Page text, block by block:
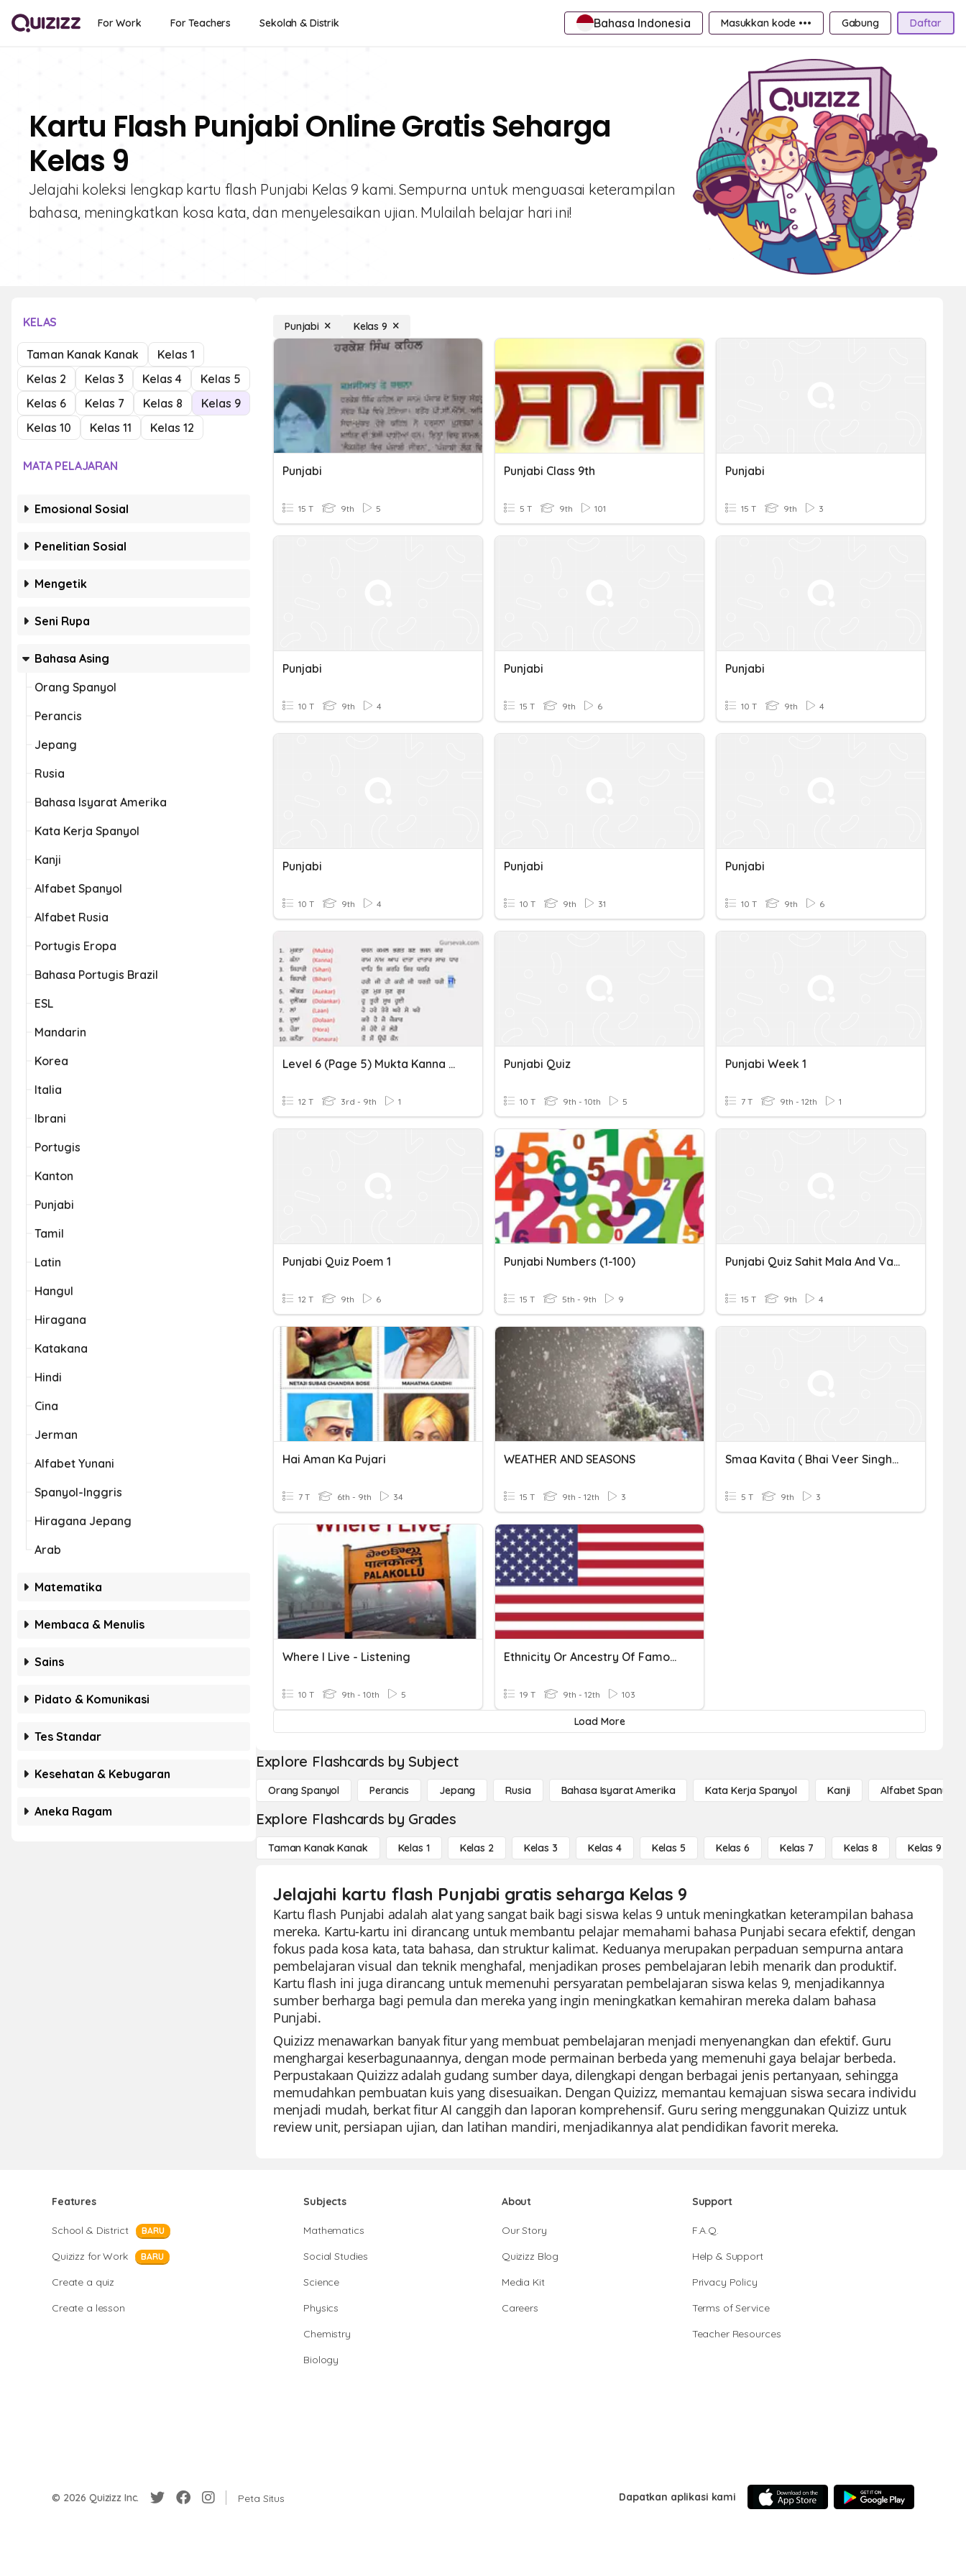
For Work For Teachers Sekolah & Distrik Bahasa Indonesia Masukkan kode ••• Gabung Daftar
Kartu Flash Punjabi Online Gratis Seharga
Kelas 9
Jelajahi koleksi lengkap kartu flash Punjabi Kelas 9 kami. Sempurna untuk menguasai keterampilan
bahasa, meningkatkan kosa kata, dan menyelesaikan ujian. Mulailah belajar hari ini!
KELAS
Taman Kanak Kanak
Kelas 1
Kelas 2
Kelas 3 Kelas 4
Kelas 5
Kelas 6
Kelas 7 Kelas 8
Kelas 9
Kelas 10
Kelas 11 Kelas 12
MATA PELAJARAN
Emosional Sosial
Penelitian Sosial
Mengetik
Seni Rupa
Bahasa Asing
Orang Spanyol
Perancis
Jepang
Rusia
Bahasa Isyarat Amerika
Kata Kerja Spanyol
Kanji
Alfabet Spanyol
Alfabet Rusia
Portugis Eropa
Bahasa Portugis Brazil
ESL
Mandarin
Korea
Italia
Ibrani
Portugis
Kanton
Punjabi
Tamil
Latin
Hangul
Hiragana
Katakana
Hindi
Cina
Jerman
Alfabet Yunani
Spanyol-Inggris
Hiragana Jepang
Arab
Matematika
Membaca & Menulis
Sains
Pidato & Komunikasi
Tes Standar
Kesehatan & Kebugaran
Aneka Ragam
Punjabi Kelas 9
Punjabi
15 T 9th 5
Punjabi Class 9th
5 T 9th 101
Punjabi
15 T 9th 3
Punjabi
10 T 9th 4
Punjabi
15 T 9th 6
Punjabi
10 T 9th 4
Punjabi
10 T 9th 4
Punjabi
10 T 9th 31
Punjabi
10 T 9th 6
Level 6 (Page 5) Mukta Kanna Punjabi Gurubolee@gmail.com
12 T 3rd - 9th 1
Punjabi Quiz
10 T 9th - 10th 5
Punjabi Week 1
7 T 9th - 12th 1
Punjabi Quiz Poem 1
12 T 9th 6
Punjabi Numbers (1-100)
15 T 5th - 9th 9
Punjabi Quiz Sahit Mala And Vangi.
15 T 9th 4
Hai Aman Ka Pujari
7 T 6th - 9th 34
WEATHER AND SEASONS
15 T 9th - 12th 3
Smaa Kavita ( Bhai Veer Singh) Punjabi
5 T 9th 3
Where I Live - Listening
10 T 9th - 10th 5
Ethnicity Or Ancestry Of Famous Americans
19 T 9th - 12th 103
Load More
Explore Flashcards by Subject
Orang Spanyol Perancis Jepang Rusia Bahasa Isyarat Amerika Kata Kerja Spanyol Kanji Alfabet Spanyol
Explore Flashcards by Grades
Taman Kanak Kanak Kelas 1 Kelas 2 Kelas 3 Kelas 4 Kelas 5 Kelas 6 Kelas 7 Kelas 8 Kelas 9
Jelajahi kartu flash Punjabi gratis seharga Kelas 9
Kartu flash Punjabi adalah alat yang sangat baik bagi siswa kelas 9 untuk meningkatkan keterampilan bahasa
mereka. Kartu-kartu ini dirancang untuk membantu pelajar memahami bahasa Punjabi secara efektif, dengan
fokus pada kosa kata, tata bahasa, dan struktur kalimat. Keduanya merupakan perpaduan sempurna antara
pembelajaran visual dan teknik menghafal, menjadikan proses pembelajaran lebih menarik dan produktif.
Kartu flash ini juga dirancang untuk memenuhi persyaratan pembelajaran siswa kelas 9, menjadikannya
sumber berharga bagi pemula dan mereka yang ingin meningkatkan kemahiran mereka dalam bahasa
Punjabi.
Quizizz menawarkan banyak fitur yang membuat pembelajaran menjadi menyenangkan dan efektif. Guru
menghargai keserbagunaannya, dengan mode permainan berbeda yang memenuhi gaya belajar berbeda.
Perpustakaan Quizizz adalah gudang sumber daya, dilengkapi dengan berbagai jenis pertanyaan, sehingga
memudahkan pembuatan kuis yang disesuaikan. Dengan Quizizz, memantau kemajuan siswa secara individu
menjadi mudah, berkat fitur AI canggih dan laporan komprehensif. Guru sering menggunakan Quizizz untuk
review unit, persiapan ujian, dan latihan mandiri, menjadikannya alat pendidikan favorit mereka.
Features
School & District BARU
Quizizz for Work BARU
Create a quiz
Create a lesson
Subjects
Mathematics
Social Studies
Science
Physics
Chemistry
Biology
About
Our Story
Quizizz Blog
Media Kit
Careers
Support
F.A.Q.
Help & Support
Privacy Policy
Terms of Service
Teacher Resources
© 2026 Quizizz Inc. Peta Situs Dapatkan aplikasi kami